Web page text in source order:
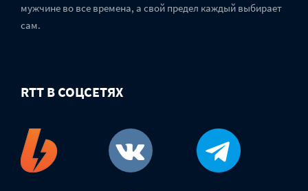
мужчине во все времена, а свой предел каждый выбирает
сам.
RTT В СОЦСЕТЯХ